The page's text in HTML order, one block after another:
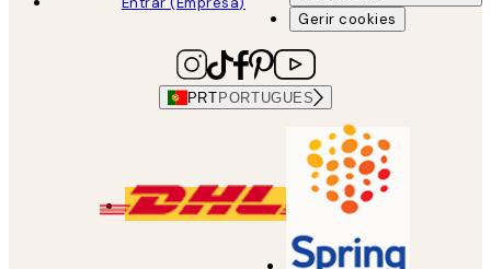
Gerir cookies
PRT PORTUGUES